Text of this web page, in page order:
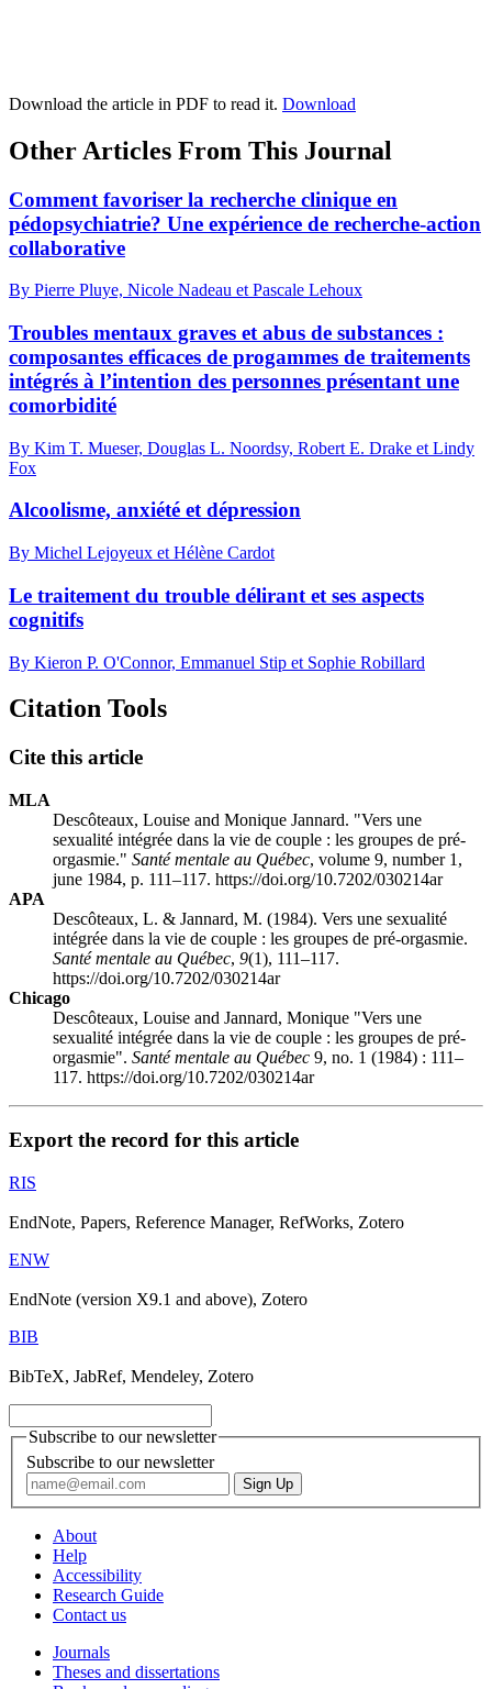
Download the article in PDF to read it. Download
Other Articles From This Journal
Comment favoriser la recherche clinique en
pédopsychiatrie? Une expérience de recherche-action
collaborative
By Pierre Pluye, Nicole Nadeau et Pascale Lehoux
Troubles mentaux graves et abus de substances :
composantes efficaces de progammes de traitements
intégrés à l’intention des personnes présentant une
comorbidité
By Kim T. Mueser, Douglas L. Noordsy, Robert E. Drake et Lindy
Fox
Alcoolisme, anxiété et dépression
By Michel Lejoyeux et Hélène Cardot
Le traitement du trouble délirant et ses aspects
cognitifs
By Kieron P. O'Connor, Emmanuel Stip et Sophie Robillard
Citation Tools
Cite this article
MLA
Descôteaux, Louise and Monique Jannard. "Vers une
sexualité intégrée dans la vie de couple : les groupes de pré-
orgasmie." Santé mentale au Québec, volume 9, number 1,
june 1984, p. 111–117. https://doi.org/10.7202/030214ar
APA
Descôteaux, L. & Jannard, M. (1984). Vers une sexualité
intégrée dans la vie de couple : les groupes de pré-orgasmie.
Santé mentale au Québec, 9(1), 111–117.
https://doi.org/10.7202/030214ar
Chicago
Descôteaux, Louise and Jannard, Monique "Vers une
sexualité intégrée dans la vie de couple : les groupes de pré-
orgasmie". Santé mentale au Québec 9, no. 1 (1984) : 111–
117. https://doi.org/10.7202/030214ar
Export the record for this article
RIS
EndNote, Papers, Reference Manager, RefWorks, Zotero
ENW
EndNote (version X9.1 and above), Zotero
BIB
BibTeX, JabRef, Mendeley, Zotero
Subscribe to our newsletter
Subscribe to our newsletter
About
Help
Accessibility
Research Guide
Contact us
Journals
Theses and dissertations